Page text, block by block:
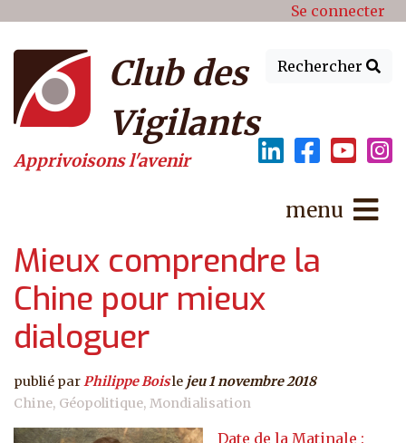
Menu du compte de Se connecter
Rechercher
Club des
Vigilants
Apprivoisons l'avenir
menu
Mieux comprendre la
Chine pour mieux
dialoguer
publié parPhilippe Boisle jeu 1 novembre 2018
Chine Géopolitique Mondialisation